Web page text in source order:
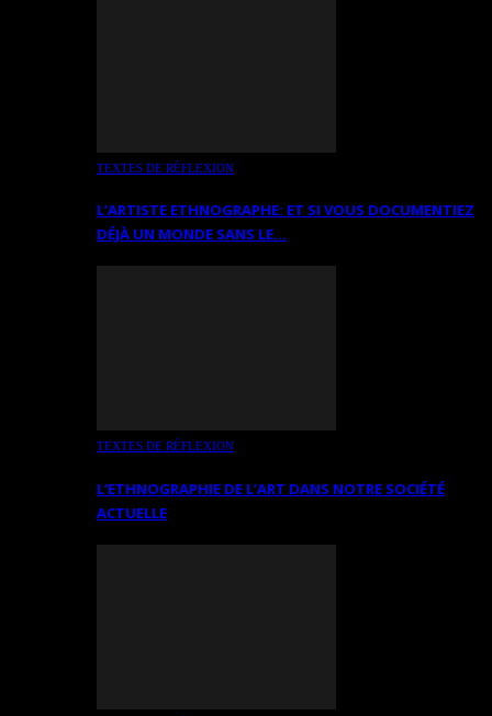
TEXTES DE RÉFLEXION
L’ARTISTE ETHNOGRAPHE: ET SI VOUS DOCUMENTIEZ
DÉJÀ UN MONDE SANS LE…
TEXTES DE RÉFLEXION
L’ETHNOGRAPHIE DE L’ART DANS NOTRE SOCIÉTÉ
ACTUELLE